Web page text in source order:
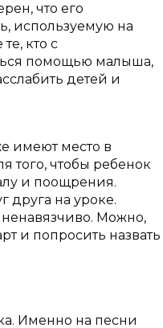
что его
используемую на
кто с
помощью малыша,
детей и
имеют место в
того, чтобы ребенок
и поощрения.
друга на уроке.
Можно,
и попросить назвать
Именно на песни